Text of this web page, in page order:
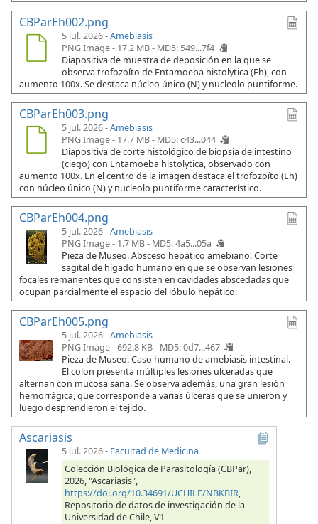
CBParEh002.png
5 jul. 2026 -Amebiasis
PNG Image - 17.2 MB - MD5: 549...7f4
Diapositiva de muestra de deposición en la que se
observa trofozoíto de Entamoeba histolytica (Eh), con
aumento 100x. Se destaca núcleo único (N) y nucleolo puntiforme.
CBParEh003.png
5 jul. 2026 -Amebiasis
PNG Image - 17.7 MB - MD5: c43...044
Diapositiva de corte histológico de biopsia de intestino
(ciego) con Entamoeba histolytica, observado con
aumento 100x. En el centro de la imagen destaca el trofozoíto (Eh)
con núcleo único (N) y nucleolo puntiforme característico.
CBParEh004.png
5 jul. 2026 -Amebiasis
PNG Image - 1.7 MB - MD5: 4a5...05a
Pieza de Museo. Absceso hepático amebiano. Corte
sagital de hígado humano en que se observan lesiones
focales remanentes que consisten en cavidades abscedadas que
ocupan parcialmente el espacio del lóbulo hepático.
CBParEh005.png
5 jul. 2026 -Amebiasis
PNG Image - 692.8 KB - MD5: 0d7...467
Pieza de Museo. Caso humano de amebiasis intestinal.
El colon presenta múltiples lesiones ulceradas que
alternan con mucosa sana. Se observa además, una gran lesión
hemorrágica, que corresponde a varias úlceras que se unieron y
luego desprendieron el tejido.
Ascariasis
5 jul. 2026- Facultad de Medicina
Colección Biológica de Parasitología (CBPar),
2026, "Ascariasis",
https://doi.org/10.34691/UCHILE/NBKBIR,
Repositorio de datos de investigación de la
Universidad de Chile, V1